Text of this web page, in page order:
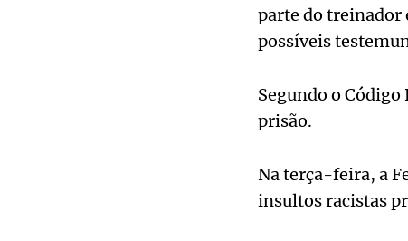
parte do treinador
possíveis
Segundo o Código
prisão.
Na terça-feira, a
insultos racistas